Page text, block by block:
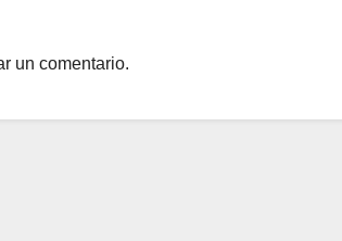
un comentario.